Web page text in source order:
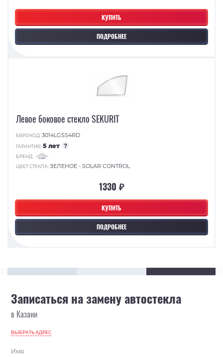
КУПИТЬ
ПОДРОБНЕЕ
КУПИТЬ
ПОДРОБНЕЕ
Левое боковое стекло SEKURIT
ЕВРОКОД:3014LGSS4RD
ГАРАНТИЯ:5 лет ?
БРЕНД:
ЦВЕТ СТЕКЛА:ЗЕЛЕНОЕ - SOLAR CONTROL
1330 ₽
Записаться на замену автостекла
в Казани
ВЫБРАТЬ АДРЕС